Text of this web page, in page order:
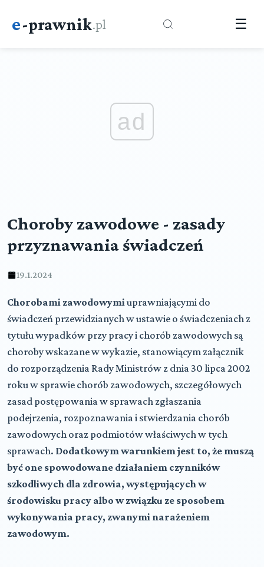
e-prawnik.pl ☰
ad
Choroby zawodowe - zasady
przyznawania świadczeń
19.1.2024
Chorobami zawodowymiuprawniającymi do
świadczeń przewidzianych w ustawie o świadczeniach z
tytułu wypadków przy pracy i chorób zawodowych są
choroby wskazane w wykazie, stanowiącym załącznik
do rozporządzenia Rady Ministrów z dnia 30 lipca 2002
roku w sprawie chorób zawodowych, szczegółowych
zasad postępowania w sprawach zgłaszania
podejrzenia, rozpoznawania i stwierdzania chorób
zawodowych oraz podmiotów właściwych w tych
sprawach. Dodatkowym warunkiem jest to, że muszą
być one spowodowane działaniem czynników
szkodliwych dla zdrowia, występujących w
środowisku pracy albo w związku ze sposobem
wykonywania pracy, zwanymi narażeniem
zawodowym.